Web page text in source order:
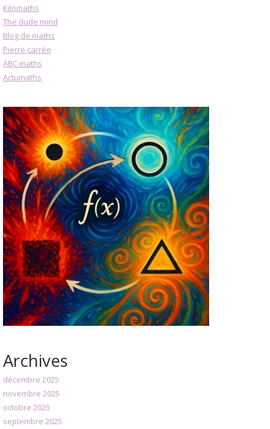
Kilomaths
The dude mind
Blog de maths
Pierre carrée
ABC maths
Actumaths
Archives
décembre 2025
novembre 2025
octobre 2025
septembre 2025